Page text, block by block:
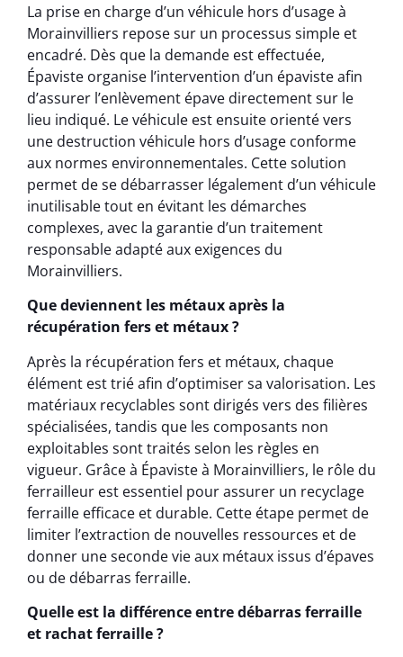
La prise en charge d’un véhicule hors d’usage à
Morainvilliers repose sur un processus simple et
encadré. Dès que la demande est effectuée,
Épaviste organise l’intervention d’un épaviste afin
d’assurer l’enlèvement épave directement sur le
lieu indiqué. Le véhicule est ensuite orienté vers
une destruction véhicule hors d’usage conforme
aux normes environnementales. Cette solution
permet de se débarrasser légalement d’un véhicule
inutilisable tout en évitant les démarches
complexes, avec la garantie d’un traitement
responsable adapté aux exigences du
Morainvilliers.
Que deviennent les métaux après la
récupération fers et métaux ?
Après la récupération fers et métaux, chaque
élément est trié afin d’optimiser sa valorisation. Les
matériaux recyclables sont dirigés vers des filières
spécialisées, tandis que les composants non
exploitables sont traités selon les règles en
vigueur. Grâce à Épaviste à Morainvilliers, le rôle du
ferrailleur est essentiel pour assurer un recyclage
ferraille efficace et durable. Cette étape permet de
limiter l’extraction de nouvelles ressources et de
donner une seconde vie aux métaux issus d’épaves
ou de débarras ferraille.
Quelle est la différence entre débarras ferraille
et rachat ferraille ?